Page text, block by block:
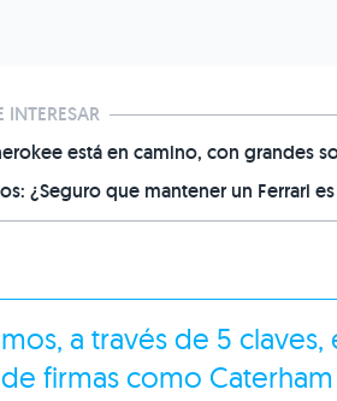
INTERESAR
está en camino, con grandes
¿Seguro que mantener un Ferrari
a través de 5
firmas como Caterham